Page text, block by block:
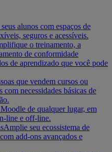
alunos com espaços de
seguros e acessíveis.
o treinamento, a
de conformidade
de aprendizado que você pode
que vendem cursos ou
com necessidades básicas de
de qualquer lugar, em
line e off-line.
Amplie seu ecossistema de
add-ons avançados e